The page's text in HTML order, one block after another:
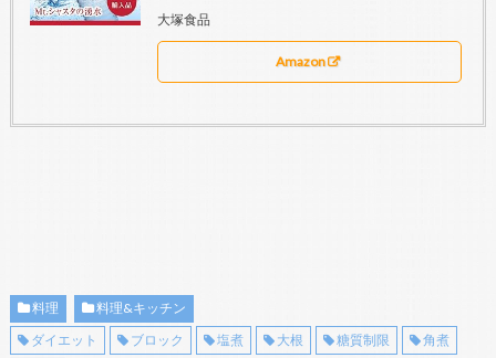
大塚食品
Amazon
料理
料理&キッチン
ダイエット
ブロック 塩煮 大根 糖質制限
角煮